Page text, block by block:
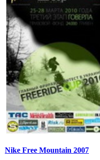
Nike Free Mountain 2007